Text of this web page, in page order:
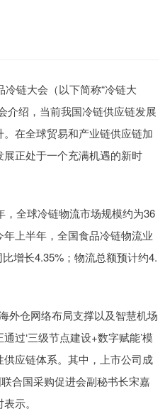
链大会（以下简称“冷链大
介绍，当前我国冷链供应链发展
在全球贸易和产业链供应链加
正处于一个充满机遇的新时
全球冷链物流市场规模约为36
上半年，全国食品冷链物流业
增长4.35%；物流总额预计约4.
外仓网络布局支撑以及智慧机场
过‘三级节点建设+数字赋能’模
应链体系。其中，上市公司成
联合国采购促进会副秘书长宋嘉
示。